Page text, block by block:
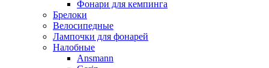
Фонари для кемпинга
Брелоки
Велосипедные
Лампочки для фонарей
Налобные
Ansmann